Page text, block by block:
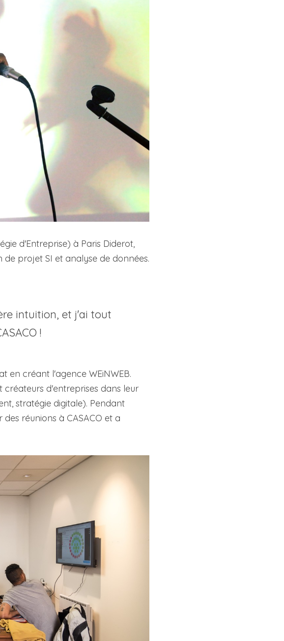
d'Entreprise) à Paris Diderot,
projet SI et analyse de données.
intuition, et j'ai tout
!
créateurs d'entreprises dans leur
stratégie digitale). Pendant
réunions à CASACO et a